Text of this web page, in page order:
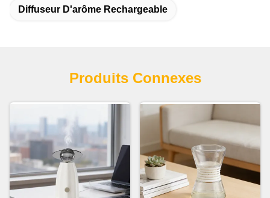
Diffuseur D'arôme Rechargeable
Produits Connexes